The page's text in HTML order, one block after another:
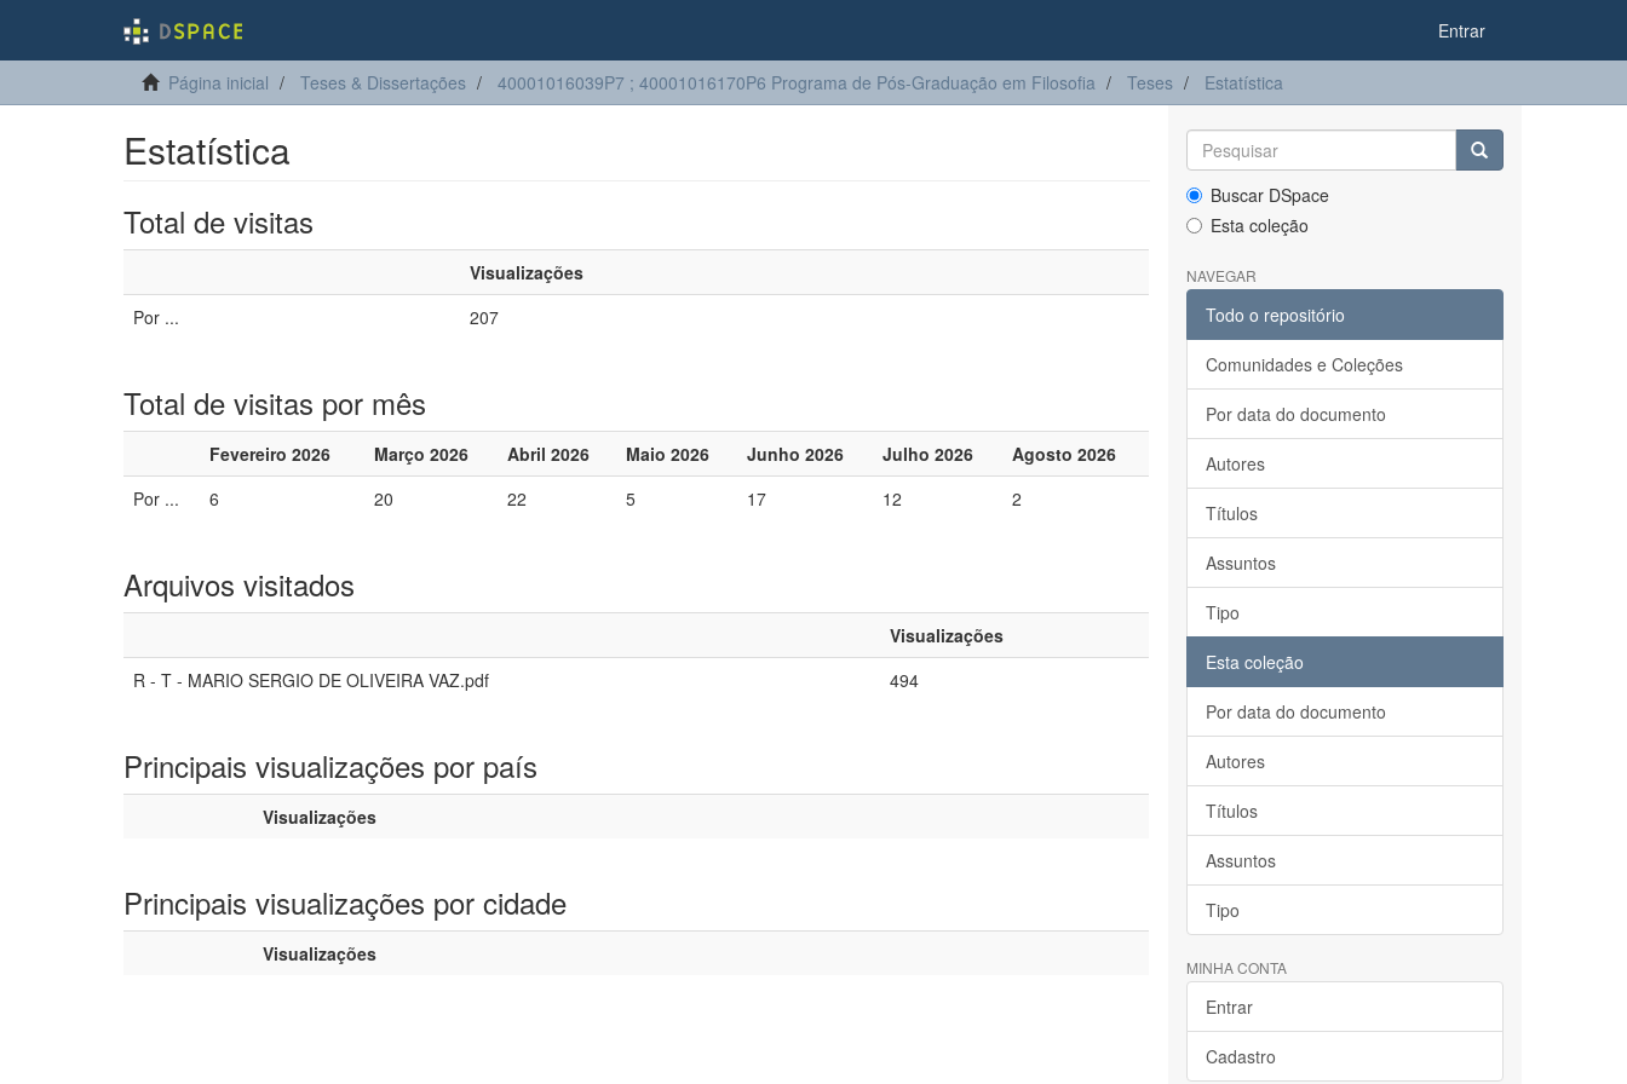
Entrar
Página inicial Teses & Dissertações 40001016039P7 ; 40001016170P6 Programa de Pós-Graduação em Filosofia Teses Estatística
Estatística
Total de visitas
Visualizações
Por ...
207
Total de visitas por mês
Fevereiro 2026 Março 2026 Abril 2026 Maio 2026 Junho 2026 Julho 2026
Agosto 2026
Por ...
6 20 22 5 17 12 2
Arquivos visitados
Visualizações
R - T - MARIO SERGIO DE OLIVEIRA VAZ.pdf
494
Principais visualizações por país
Visualizações
Principais visualizações por cidade
Visualizações
Buscar DSpace
Esta coleção
NAVEGAR
Todo o repositório
Comunidades e Coleções
Por data do documento
Autores
Títulos
Assuntos
Tipo
Esta coleção
Por data do documento
Autores
Títulos
Assuntos
Tipo
MINHA CONTA
Entrar
Cadastro